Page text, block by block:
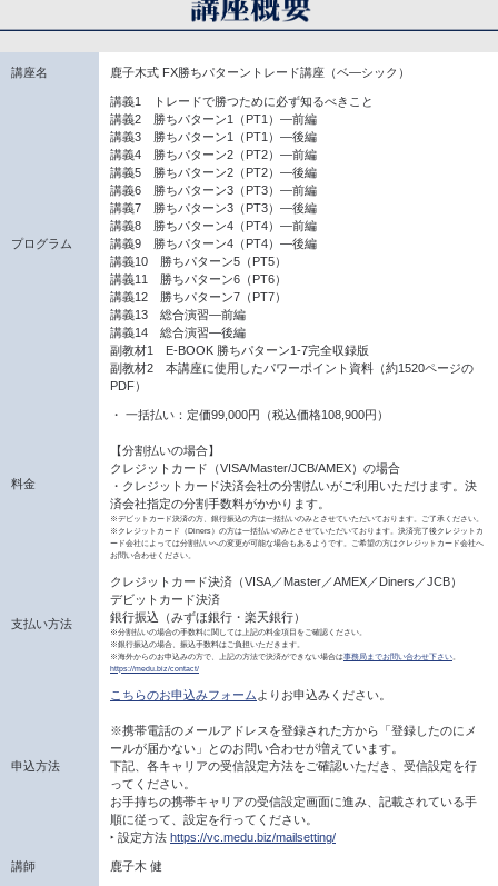
講座名 鹿子木式 FX勝ちパターントレード講座（ベ―シック）
プログラム
講義1 トレードで勝つために必ず知るべきこと
講義2 勝ちパターン1（PT1）―前編
講義3 勝ちパターン1（PT1）―後編
講義4 勝ちパターン2（PT2）―前編
講義5 勝ちパターン2（PT2）―後編
講義6 勝ちパターン3（PT3）―前編
講義7 勝ちパターン3（PT3）―後編
講義8 勝ちパターン4（PT4）―前編
講義9 勝ちパターン4（PT4）―後編
講義10 勝ちパターン5（PT5）
講義11 勝ちパターン6（PT6）
講義12 勝ちパターン7（PT7）
講義13 総合演習―前編
講義14 総合演習―後編
副教材1 E-BOOK 勝ちパターン1-7完全収録版
副教材2 本講座に使用したパワーポイント資料（約1520ページの
PDF）
料金
・ 一括払い：定価99,000円（税込価格108,900円）
【分割払いの場合】
クレジットカード（VISA/Master/JCB/AMEX）の場合
・クレジットカード決済会社の分割払いがご利用いただけます。決
済会社指定の分割手数料がかかります。
※デビットカード決済の方、銀行振込の方は一括払いのみとさせていただいております。ご了承ください。
※クレジットカード（Diners）の方は一括払いのみとさせていただいております。決済完了後クレジットカ
ード会社によっては分割払いへの変更が可能な場合もあるようです。ご希望の方はクレジットカード会社へ
お問い合わせください。
支払い方法
クレジットカード決済（VISA／Master／AMEX／Diners／JCB）
デビットカード決済
銀行振込（みずほ銀行・楽天銀行）
※分割払いの場合の手数料に関しては上記の料金項目をご確認ください。
※銀行振込の場合、振込手数料はご負担いただきます。
※海外からのお申込みの方で、上記の方法で決済ができない場合は事務局までお問い合わせ下さい
https://medu.biz/contact/
申込方法
こちらのお申込みフォーム よりお申込みください。
※携帯電話のメールアドレスを登録された方から「登録したのにメ
ールが届かない」とのお問い合わせが増えています。
下記、各キャリアの受信設定方法をご確認いただき、受信設定を行
ってください。
お手持ちの携帯キャリアの受信設定画面に進み、記載されている手
順に従って、設定を行ってください。
‣ 設定方法 https://vc.medu.biz/mailsetting/
講師 鹿子木 健